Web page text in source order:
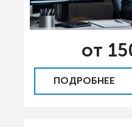
от
ПОДРОБНЕЕ